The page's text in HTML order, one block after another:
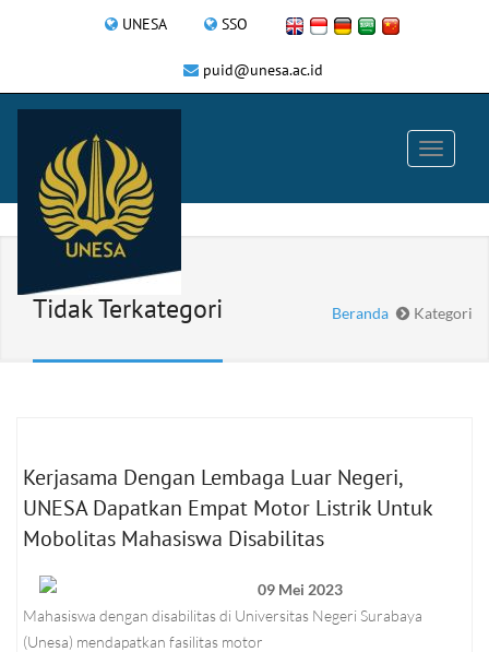
UNESA SSO
puid@unesa.ac.id
Tidak Terkategori Beranda Kategori
Kerjasama Dengan Lembaga Luar Negeri,
UNESA Dapatkan Empat Motor Listrik Untuk
Mobolitas Mahasiswa Disabilitas
09 Mei 2023
Mahasiswa dengan disabilitas di Universitas Negeri Surabaya
(Unesa) mendapatkan fasilitas motor